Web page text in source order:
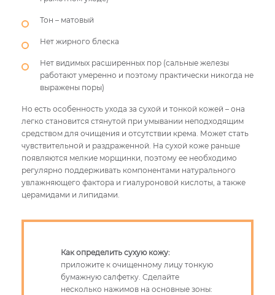
Тон – матовый
Нет жирного блеска
Нет видимых расширенных пор (сальные железы
работают умеренно и поэтому практически никогда не
выражены поры)
Но есть особенность ухода за сухой и тонкой кожей – она
легко становится стянутой при умывании неподходящим
средством для очищения и отсутствии крема. Может стать
чувствительной и раздраженной. На сухой коже раньше
появляются мелкие морщинки, поэтому ее необходимо
регулярно поддерживать компонентами натурального
увлажняющего фактора и гиалуроновой кислоты, а также
церамидами и липидами.
Как определить сухую кожу:
приложите к очищенному лицу тонкую
бумажную салфетку. Сделайте
несколько нажимов на основные зоны: